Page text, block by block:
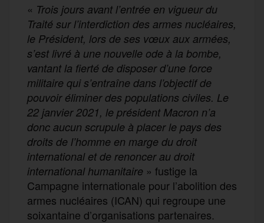
« Trois jours avant l’entrée en vigueur du
Traité sur l’interdiction des armes nucléaires,
le Président, lors de ses vœux aux armées,
s’est livré à une nouvelle ode à la bombe,
vantant la fierté de disposer d’une force
militaire qui s’entraîne dans l’objectif de
pouvoir éliminer des populations civiles. Le
22 janvier 2021, le président Macron n’a
donc aucun scrupule à placer le pays des
droits de l’homme en marge du droit
international et de renoncer au droit
international humanitaire » fustige la
Campagne internationale pour l’abolition des
armes nucléaires (ICAN) qui regroupe une
soixantaine d’organisations partenaires.